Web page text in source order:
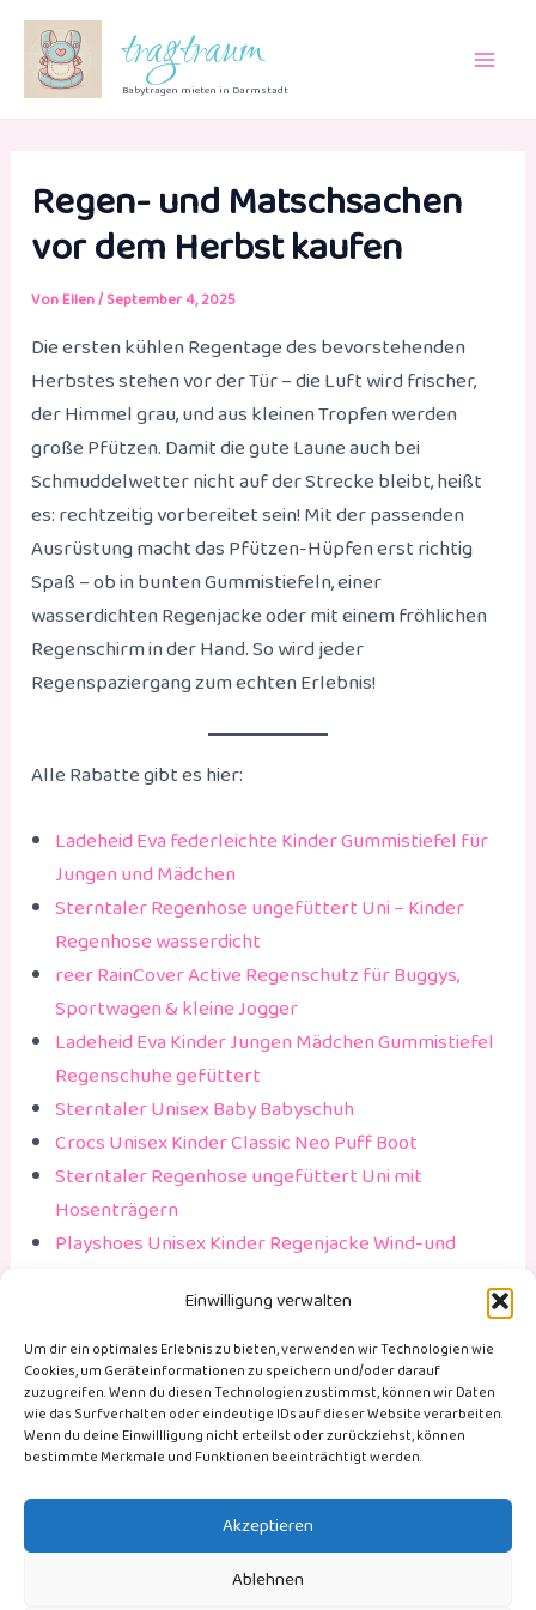
Einwilligung verwalten
Um dir ein optimales Erlebnis zu bieten, verwenden wir Technologien wie
Cookies, um Geräteinformationen zu speichern und/oder darauf
zuzugreifen. Wenn du diesen Technologien zustimmst, können wir Daten
wie das Surfverhalten oder eindeutige IDs auf dieser Website verarbeiten.
Wenn du deine Einwillligung nicht erteilst oder zurückziehst, können
bestimmte Merkmale und Funktionen beeinträchtigt werden.
Akzeptieren
Ablehnen
Zum
Inhalt
springen
tragtraum
Babytragen mieten in Darmstadt
Regen- und Matschsachen
vor dem Herbst kaufen
VonEllen/September 4, 2025
Die ersten kühlen Regentage des bevorstehenden
Herbstes stehen vor der Tür – die Luft wird frischer,
der Himmel grau, und aus kleinen Tropfen werden
große Pfützen. Damit die gute Laune auch bei
Schmuddelwetter nicht auf der Strecke bleibt, heißt
es: rechtzeitig vorbereitet sein! Mit der passenden
Ausrüstung macht das Pfützen-Hüpfen erst richtig
Spaß – ob in bunten Gummistiefeln, einer
wasserdichten Regenjacke oder mit einem fröhlichen
Regenschirm in der Hand. So wird jeder
Regenspaziergang zum echten Erlebnis!
Alle Rabatte gibt es hier:
Ladeheid Eva federleichte Kinder Gummistiefel für
Jungen und Mädchen
Sterntaler Regenhose ungefüttert Uni – Kinder
Regenhose wasserdicht
reer RainCover Active Regenschutz für Buggys,
Sportwagen & kleine Jogger
Ladeheid Eva Kinder Jungen Mädchen Gummistiefel
Regenschuhe gefüttert
Sterntaler Unisex Baby Babyschuh
Crocs Unisex Kinder Classic Neo Puff Boot
Sterntaler Regenhose ungefüttert Uni mit
Hosenträgern
Playshoes Unisex Kinder Regenjacke Wind-und
(Werbelinks)
Post
navigation
PREVIOUS NEXT
AGB
Datenschutz
Haftung